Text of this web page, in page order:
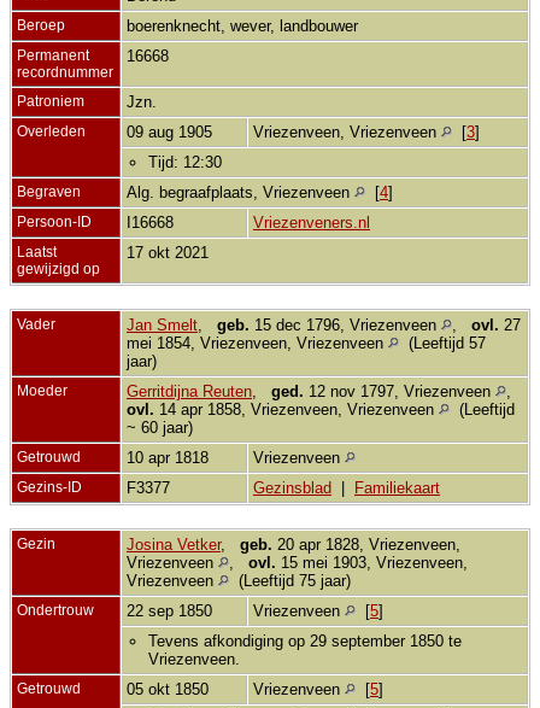
Beroep boerenknecht, wever, landbouwer
Permanent
recordnummer
16668
Patroniem Jzn.
Overleden 09 aug 1905 Vriezenveen, Vriezenveen [3]
Tijd: 12:30
Begraven Alg. begraafplaats, Vriezenveen [4]
Persoon-ID I16668 Vriezenveners.nl
Laatst
gewijzigd op
17 okt 2021
Vader Jan Smelt geb. 15 dec 1796, Vriezenveen ovl. 27
mei 1854, Vriezenveen, Vriezenveen
(Leeftijd 57
jaar)
Moeder Gerritdijna Reuten ged. 12 nov 1797, Vriezenveen
ovl. 14 apr 1858, Vriezenveen, Vriezenveen
(Leeftijd
~ 60 jaar)
Getrouwd 10 apr 1818 Vriezenveen
Gezins-ID F3377 Gezinsblad Familiekaart
Gezin Josina Vetker, geb. 20 apr 1828, Vriezenveen,
Vriezenveen
ovl. 15 mei 1903, Vriezenveen,
Vriezenveen
(Leeftijd 75 jaar)
Ondertrouw 22 sep 1850 Vriezenveen [5]
Tevens afkondiging op 29 september 1850 te
Vriezenveen.
Getrouwd 05 okt 1850 Vriezenveen [5]